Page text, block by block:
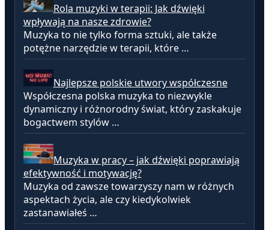
Rola muzyki w terapii: Jak dźwięki
wpływają na nasze zdrowie?
Muzyka to nie tylko forma sztuki, ale także
potężne narzędzie w terapii, które …
Najlepsze polskie utwory współczesne
Współczesna polska muzyka to niezwykle
dynamiczny i różnorodny świat, który zaskakuje
bogactwem stylów …
Muzyka w pracy – jak dźwięki poprawiają
efektywność i motywację?
Muzyka od zawsze towarzyszy nam w różnych
aspektach życia, ale czy kiedykolwiek
zastanawiałeś …